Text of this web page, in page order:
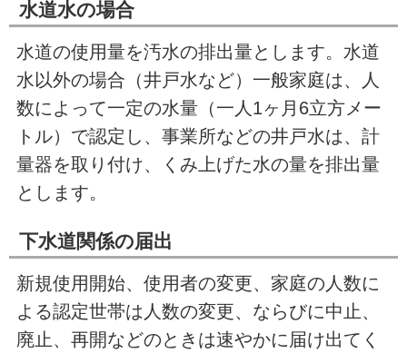
水道水の場合
水道の使用量を汚水の排出量とします。水道
水以外の場合（井戸水など）一般家庭は、人
数によって一定の水量（一人1ヶ月6立方メー
トル）で認定し、事業所などの井戸水は、計
量器を取り付け、くみ上げた水の量を排出量
とします。
下水道関係の届出
新規使用開始、使用者の変更、家庭の人数に
よる認定世帯は人数の変更、ならびに中止、
廃止、再開などのときは速やかに届け出てく